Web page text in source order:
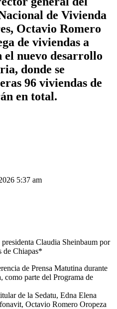
de Vivienda
Octavio Romero
de viviendas a
el nuevo desarrollo
donde se
96 viviendas de
en total.
5:37 am
Claudia Sheinbaum por
de Chiapas*
de Prensa Matutina durante
como parte del Programa de
de la Sedatu, Edna Elena
Octavio Romero Oropeza